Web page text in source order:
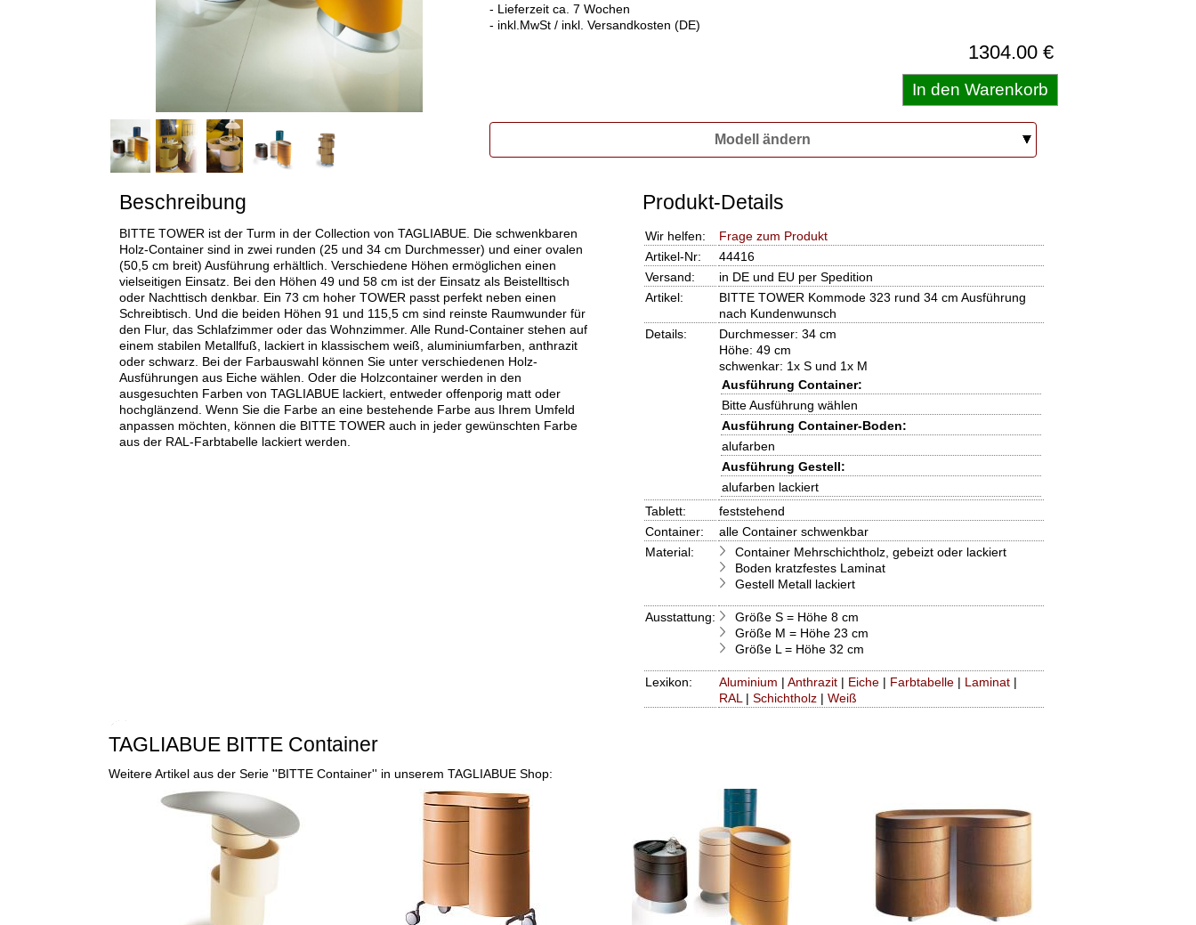
- Lieferzeit ca. 7 Wochen
- inkl.MwSt / inkl. Versandkosten (DE)
1304.00 €
Modell ändern
Beschreibung
BITTE TOWER ist der Turm in der Collection von TAGLIABUE. Die schwenkbaren
Holz-Container sind in zwei runden (25 und 34 cm Durchmesser) und einer ovalen
(50,5 cm breit) Ausführung erhältlich. Verschiedene Höhen ermöglichen einen
vielseitigen Einsatz. Bei den Höhen 49 und 58 cm ist der Einsatz als Beistelltisch
oder Nachttisch denkbar. Ein 73 cm hoher TOWER passt perfekt neben einen
Schreibtisch. Und die beiden Höhen 91 und 115,5 cm sind reinste Raumwunder für
den Flur, das Schlafzimmer oder das Wohnzimmer. Alle Rund-Container stehen auf
einem stabilen Metallfuß, lackiert in klassischem weiß, aluminiumfarben, anthrazit
oder schwarz. Bei der Farbauswahl können Sie unter verschiedenen Holz-
Ausführungen aus Eiche wählen. Oder die Holzcontainer werden in den
ausgesuchten Farben von TAGLIABUE lackiert, entweder offenporig matt oder
hochglänzend. Wenn Sie die Farbe an eine bestehende Farbe aus Ihrem Umfeld
anpassen möchten, können die BITTE TOWER auch in jeder gewünschten Farbe
aus der RAL-Farbtabelle lackiert werden.
Produkt-Details
Wir helfen:
Frage zum Produkt
Artikel-Nr:
44416
Versand:
in DE und EU per Spedition
Artikel:
BITTE TOWER Kommode 323 rund 34 cm Ausführung
nach Kundenwunsch
Details:
Durchmesser: 34 cm
Höhe: 49 cm
schwenkar: 1x S und 1x M
Ausführung Container:
Bitte Ausführung wählen
Ausführung Container-Boden:
alufarben
Ausführung Gestell:
alufarben lackiert
Tablett:
feststehend
Container:
alle Container schwenkbar
Material:
Container Mehrschichtholz, gebeizt oder lackiert
Boden kratzfestes Laminat
Gestell Metall lackiert
Ausstattung:
Größe S = Höhe 8 cm
Größe M = Höhe 23 cm
Größe L = Höhe 32 cm
Lexikon: Aluminium | Anthrazit| Eiche| Farbtabelle| Laminat|
RAL| Schichtholz| Weiß
TAGLIABUE BITTE Container
Weitere Artikel aus der Serie ''BITTE Container'' in unserem TAGLIABUE Shop: